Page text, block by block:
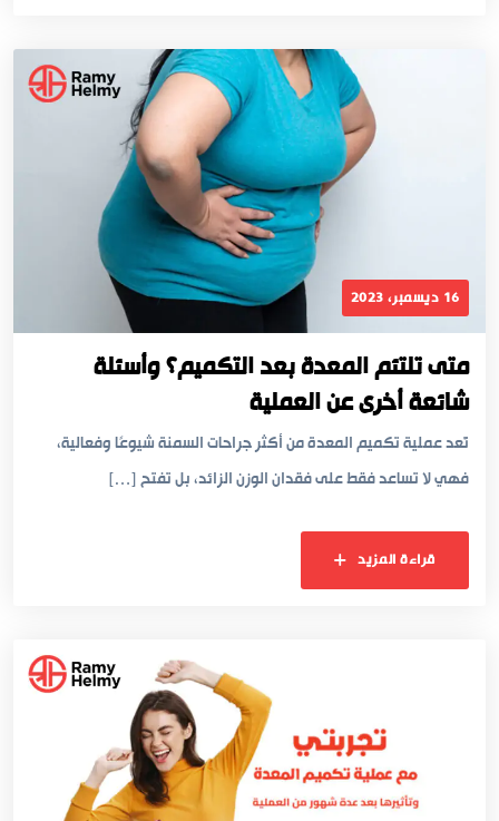
16 ديسمبر، 2023
متى تلتئم المعدة بعد التكميم؟ وأسئلة
شائعة أخرى عن العملية
تُعد عملية تكميم المعدة من أكثر جراحات السمنة شيوعًا وفعالية،
فهي لا تساعد فقط على فقدان الوزن الزائد، بل تفتح […]
قراءة المزيد